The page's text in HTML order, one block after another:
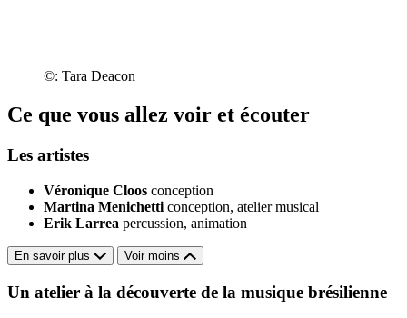
©: Tara Deacon
Ce que vous allez voir et écouter
Les artistes
Véronique Cloos conception
Martina Menichetti conception, atelier musical
Erik Larrea percussion, animation
En savoir plus Voir moins
Un atelier à la découverte de la musique brésilienne